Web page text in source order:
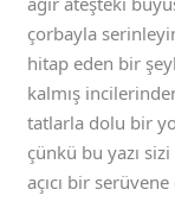
çorbayla
hitap eden bir
kalmış
tatlarla dolu bir
çünkü bu yazı
açıcı bir serüvene